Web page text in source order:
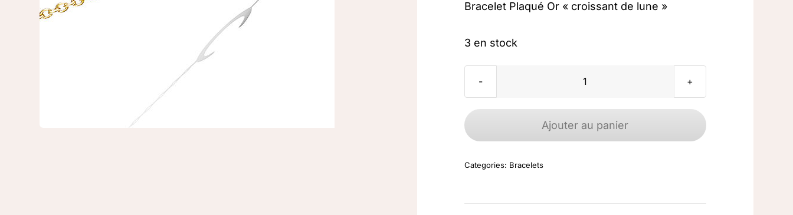
Bracelet Plaqué Or « croissant de lune »
3 en stock
quantité
Bracelet
Ajouter au panier
Categories: Bracelets